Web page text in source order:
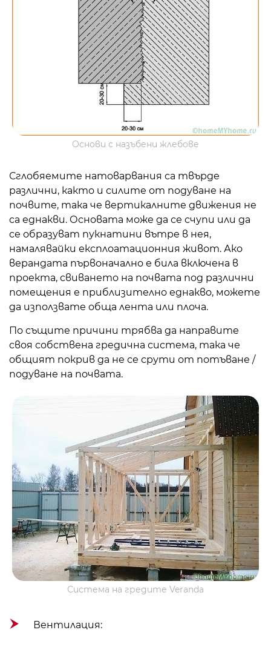
Основи с назъбени жлебове
Сглобяемите натоварвания са твърде
различни, както и силите от подуване на
почвите, така че вертикалните движения не
са еднакви. Основата може да се счупи или да
се образуват пукнатини вътре в нея,
намалявайки експлоатационния живот. Ако
верандата първоначално е била включена в
проекта, свиването на почвата под различни
помещения е приблизително еднакво, можете
да използвате обща лента или плоча.
По същите причини трябва да направите
своя собствена гредична система, така че
общият покрив да не се срути от потъване /
подуване на почвата.
Система на гредите Veranda
Вентилация: